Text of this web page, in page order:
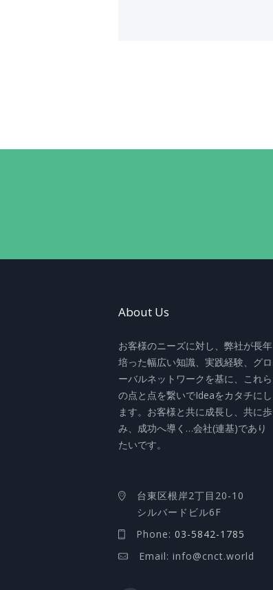
About Us
お客様のニーズに対し、弊社が長年
培った幅広い知識、実践経験、グロ
ーバルネットワークを基に、これら
の点と点を繋いでIdeaをカタチにし
ます。お客様と共に成長し、共に歩
み、成功へ導く…会社(連基)であり
たいです。
台東区根岸2丁目20-10
シルバードビル6F
Phone: 03-5842-1785
Email: info@cnct.world